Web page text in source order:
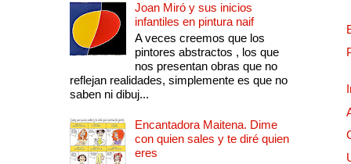
Joan Miró y sus inicios
infantiles en pintura naif
A veces creemos que los
pintores abstractos , los que
nos presentan obras que no
reflejan realidades, simplemente es que no
saben ni dibuj...
Encantadora Maitena. Dime
con quien sales y te diré quien
eres